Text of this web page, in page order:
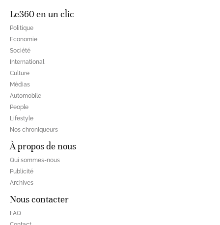
Le360 en un clic
Politique
Economie
Société
International
Culture
Médias
Automobile
People
Lifestyle
Nos chroniqueurs
À propos de nous
Qui sommes-nous
Publicité
Archives
Nous contacter
FAQ